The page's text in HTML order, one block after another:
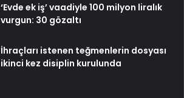
‘Evde ek iş’ vaadiyle 100 milyon liralık
vurgun: 30 gözaltı
İhraçları istenen teğmenlerin dosyası
ikinci kez disiplin kurulunda